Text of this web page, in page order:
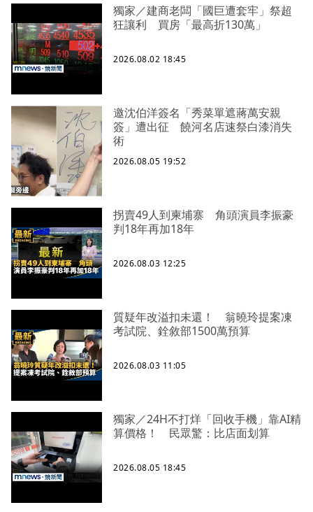
獨家／建商老闆「國巨遭套牢」祭超
狂讓利 買房「最高折130萬」
2026.08.02 18:45
邀沈伯洋簽名「秀菜單遮蔣萬安親
簽」遭出征 饒河名店速祭白漆消失
術
2026.08.05 19:52
拐賣49人到柬埔寨 角頭演員李振豪
判18年再加18年
2026.08.03 12:25
質疑年改溢扣未還！ 翁曉玲提案凍
考試院、銓敘部1500萬預算
2026.08.03 11:05
獨家／24H不打烊「回收手機」靠AI精
算價格！ 民眾驚：比店面划算
2026.08.05 18:45